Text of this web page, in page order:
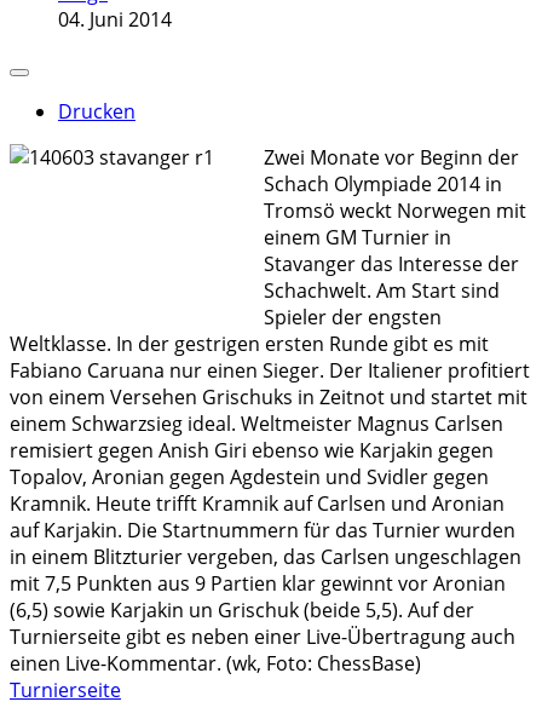
04. Juni 2014
Drucken
Zwei Monate vor Beginn der
Schach Olympiade 2014 in
Tromsö weckt Norwegen mit
einem GM Turnier in
Stavanger das Interesse der
Schachwelt. Am Start sind
Spieler der engsten
Weltklasse. In der gestrigen ersten Runde gibt es mit
Fabiano Caruana nur einen Sieger. Der Italiener profitiert
von einem Versehen Grischuks in Zeitnot und startet mit
einem Schwarzsieg ideal. Weltmeister Magnus Carlsen
remisiert gegen Anish Giri ebenso wie Karjakin gegen
Topalov, Aronian gegen Agdestein und Svidler gegen
Kramnik. Heute trifft Kramnik auf Carlsen und Aronian
auf Karjakin. Die Startnummern für das Turnier wurden
in einem Blitzturier vergeben, das Carlsen ungeschlagen
mit 7,5 Punkten aus 9 Partien klar gewinnt vor Aronian
(6,5) sowie Karjakin un Grischuk (beide 5,5). Auf der
Turnierseite gibt es neben einer Live-Übertragung auch
einen Live-Kommentar. (wk, Foto: ChessBase)
Turnierseite